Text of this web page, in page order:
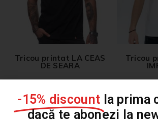
Tricou printat LA CEAS
DE SEARA
Tricou
-15% discount la prima
dacă te abonezi la